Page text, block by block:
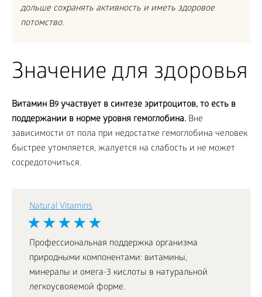
дольше сохранять активность и иметь здоровое
потомство.
Значение для здоровья
Витамин B9 участвует в синтезе эритроцитов, то есть в
поддержании в норме уровня гемоглобина. Вне
зависимости от пола при недостатке гемоглобина человек
быстрее утомляется, жалуется на слабость и не может
сосредоточиться.
Natural Vitamins
Профессиональная поддержка организма
природными компонентами: витамины,
минералы и омега-3 кислоты в натуральной
легкоусвояемой форме.